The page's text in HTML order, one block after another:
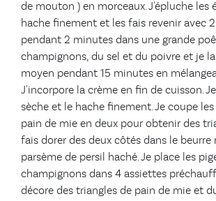
de mouton ) en morceaux. J'épluche les
hache finement et les fais revenir avec
pendant 2 minutes dans une grande
champignons, du sel et du poivre et je
moyen pendant 15 minutes en
J'incorpore la crème en fin de cuisson.
sèche et le hache finement. Je coupe
pain de mie en deux pour obtenir des
fais dorer des deux côtés dans le beurre
parsème de persil haché. Je place les
champignons dans 4 assiettes
décore des triangles de pain de mie et